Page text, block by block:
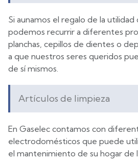
Si aunamos el regalo de la
podemos recurrir a diferentes
planchas, cepillos de dientes o
a que nuestros seres queridos
de sí mismos.
Artículos de limpieza
En Gaselec contamos con
electrodomésticos que puede
el mantenimiento de su hogar de